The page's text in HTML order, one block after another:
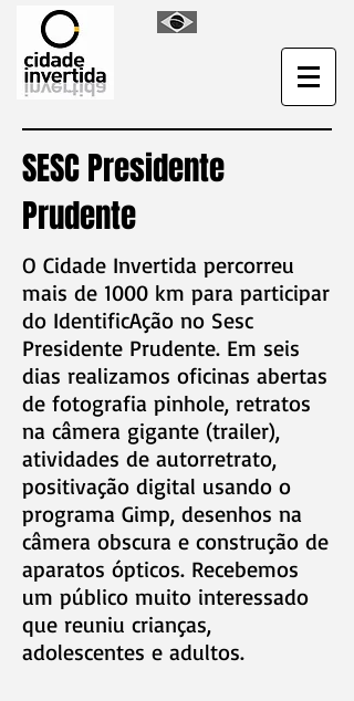
SESC Presidente
Prudente
O Cidade Invertida percorreu
mais de 1000 km para participar
do IdentificAção no Sesc
Presidente Prudente. Em seis
dias realizamos oficinas abertas
de fotografia pinhole, retratos
na câmera gigante (trailer),
atividades de autorretrato,
positivação digital usando o
programa Gimp, desenhos na
câmera obscura e construção de
aparatos ópticos. Recebemos
um público muito interessado
que reuniu crianças,
adolescentes e adultos.